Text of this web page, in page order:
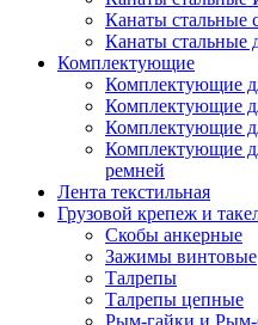
Канаты стальные
Канаты
Комплектующие
Комплектующие
Комплектующие
Комплектующие
Комплектующие
ремней
Лента текстильная
Грузовой крепеж и
Скобы анкерные
Зажимы винтовые
Талрепы
Талрепы цепные
Рым-гайки и